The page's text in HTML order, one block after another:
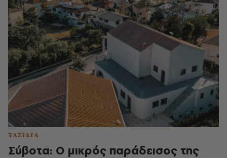
ΤΑΞΙΔΙΑ
Σύβοτα: Ο μικρός παράδεισος της